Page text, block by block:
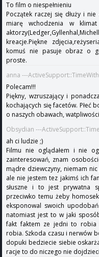
To film o niespełnieniu
Początek raczej się dłuży i
miarę wchodzenia w
kreacje.Piękne
komuś nie pasuje obraz o
proste.
anna ---
Polecam!!!
Piękny, wzruszający i
kochających się facetów. Płeć
o naszych obawach,
Obsydian ---
ah ci ludzie ;)
Filmu nie oglądałem i nie
zainteresowań, znam
mądre dziewczyny, niemam
ale nie jestem tez jakimś ich
słuszne i to jest prywatna
przeciwko temu żeby
eksponowal swoich
natomiast jest to w jaki
fakt faktem ze jedni to robia
robia. Szkoda czasu i nerwów
dopuki bedziecie siebie
racje to do niczego nie